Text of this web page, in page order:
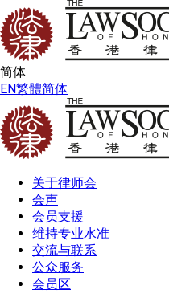
简体
EN繁體简体
关于律师会
会声
会员支援
维持专业水准
交流与联系
公众服务
会员区